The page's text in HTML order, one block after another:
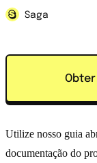
Saga
Utilize nosso guia
documentação do